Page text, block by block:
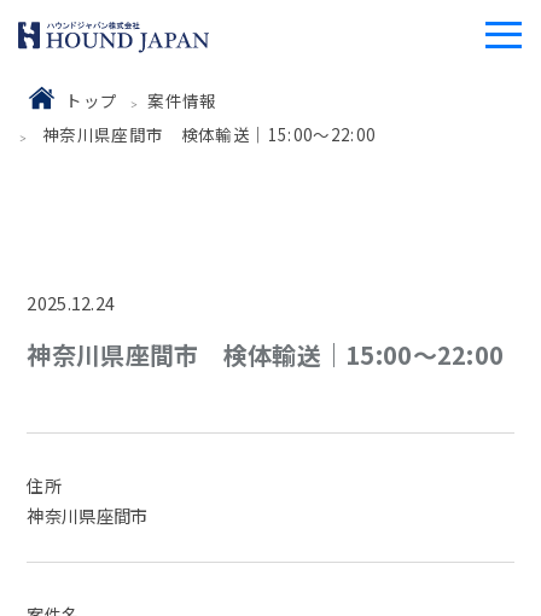
トップ
案件情報
神奈川県座間市 検体輸送｜15:00～22:00
2025.12.24
神奈川県座間市 検体輸送｜15:00～22:00
住所
神奈川県座間市